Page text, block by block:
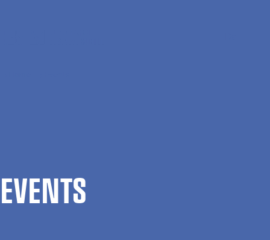
EVENTS